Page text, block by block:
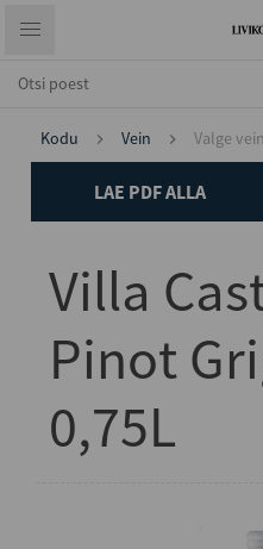
Kodu Vein Valge vein
LAE PDF ALLA
Villa
Pinot
0,75L